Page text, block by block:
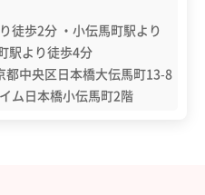
徒歩2分 ・小伝馬町駅より
駅より徒歩4分
都中央区日本橋大伝馬町13-8
ム日本橋小伝馬町2階